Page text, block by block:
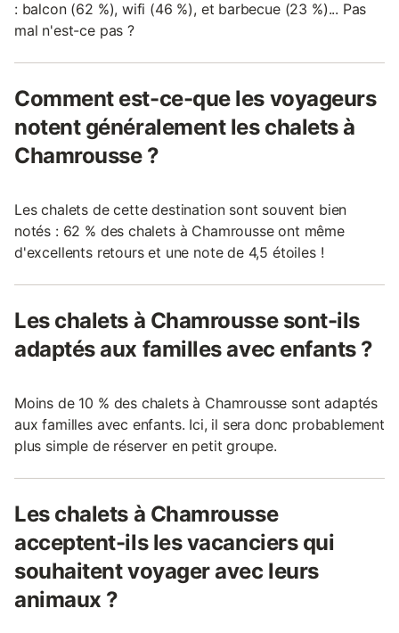
: balcon (62 %), wifi (46 %), et barbecue (23 %)... Pas
mal n'est-ce pas ?
Comment est-ce-que les voyageurs
notent généralement les chalets à
Chamrousse ?
Les chalets de cette destination sont souvent bien
notés : 62 % des chalets à Chamrousse ont même
d'excellents retours et une note de 4,5 étoiles !
Les chalets à Chamrousse sont-ils
adaptés aux familles avec enfants ?
Moins de 10 % des chalets à Chamrousse sont adaptés
aux familles avec enfants. Ici, il sera donc probablement
plus simple de réserver en petit groupe.
Les chalets à Chamrousse
acceptent-ils les vacanciers qui
souhaitent voyager avec leurs
animaux ?